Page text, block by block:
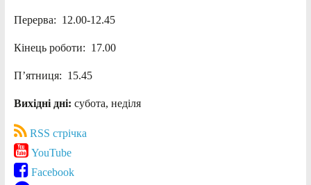
Перерва: 12.00-12.45
Кінець роботи: 17.00
П’ятниця: 15.45
Вихідні дні: субота, неділя
RSS стрічка
YouTube
Facebook